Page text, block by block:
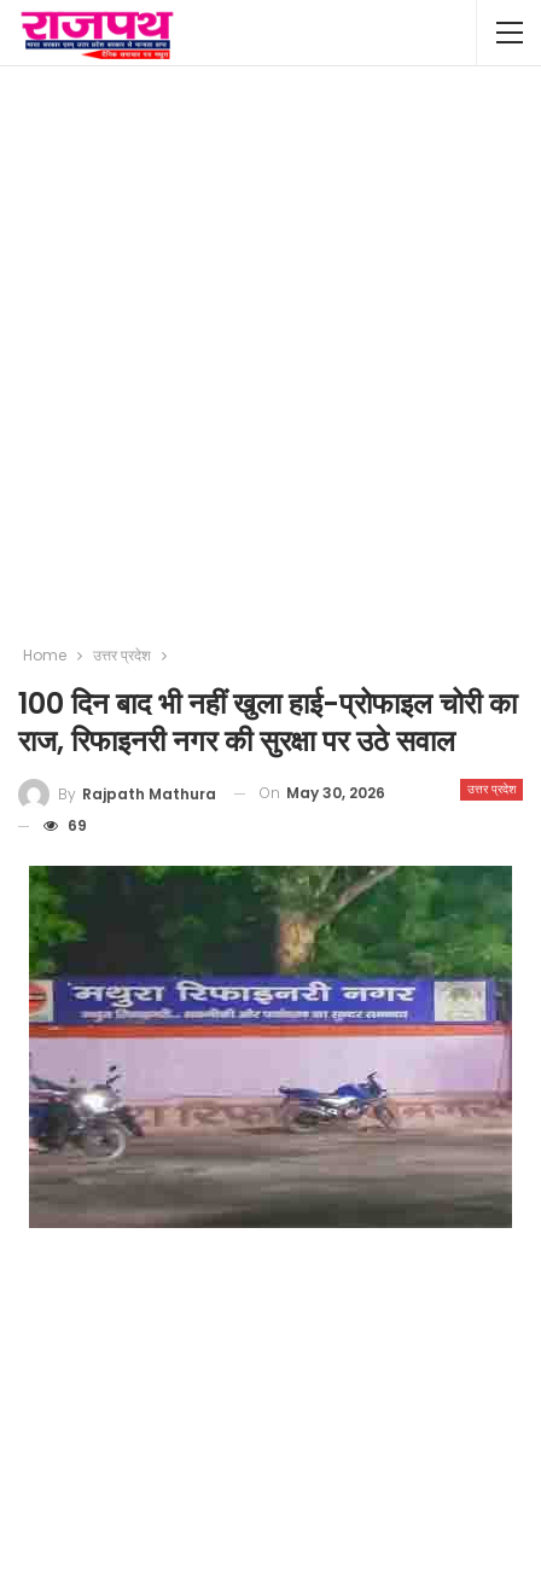
Home उत्तर प्रदेश
100 दिन बाद भी नहीं खुला हाई-प्रोफाइल चोरी का
राज, रिफाइनरी नगर की सुरक्षा पर उठे सवाल
उत्तर प्रदेश
By Rajpath Mathura On May 30, 2026
69